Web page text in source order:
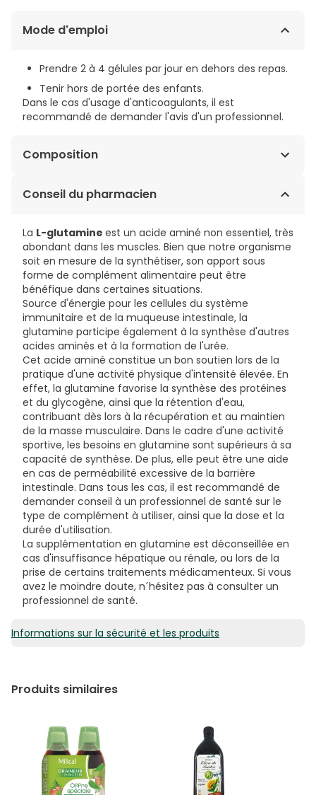
Mode d'emploi
Prendre 2 à 4 gélules par jour en dehors des repas.
Tenir hors de portée des enfants.
Dans le cas d'usage d'anticoagulants, il est
recommandé de demander l'avis d'un professionnel.
Composition
L-glutamine, Extraits de mélisse (
L.),
longaL.), Peptides de caroube (Ceratonia siliquaL.),
Antiagglomérant : Stéarate de magnésium végétal ;
Vitamine B2 (Riboflavine). Gélule : Gélatine de poisson,
Colorant : Oxyde de fer.
Conseil du pharmacien
La L-glutamine est un acide aminé non essentiel, très
abondant dans les muscles. Bien que notre organisme
soit en mesure de la synthétiser, son apport sous
forme de complément alimentaire peut être
bénéfique dans certaines situations.
Source d'énergie pour les cellules du système
immunitaire et de la muqueuse intestinale, la
glutamine participe également à la synthèse d'autres
acides aminés et à la formation de l'urée.
Cet acide aminé constitue un bon soutien lors de la
pratique d'une activité physique d'intensité élevée. En
effet, la glutamine favorise la synthèse des protéines
et du glycogène, ainsi que la rétention d'eau,
contribuant dès lors à la récupération et au maintien
de la masse musculaire. Dans le cadre d'une activité
sportive, les besoins en glutamine sont supérieurs à sa
capacité de synthèse. De plus, elle peut être une aide
en cas de perméabilité excessive de la barrière
intestinale. Dans tous les cas, il est recommandé de
demander conseil à un professionnel de santé sur le
type de complément à utiliser, ainsi que la dose et la
durée d'utilisation.
La supplémentation en glutamine est déconseillée en
cas d'insuffisance hépatique ou rénale, ou lors de la
prise de certains traitements médicamenteux. Si vous
avez le moindre doute, n´hésitez pas à consulter un
professionnel de santé.
Informations sur la sécurité et les produits
Produits similaires